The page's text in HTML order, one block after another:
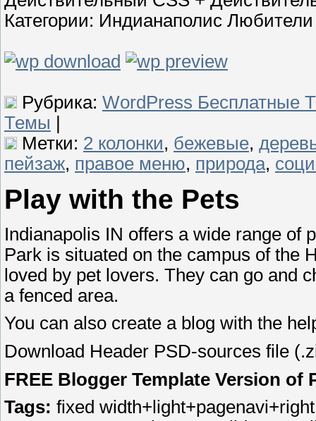
Категории: Индианаполис
Рубрика: WordPress Бесплатные
Темы
Метки: 2 колонки, бежевые,
пейзаж, правое меню, природа,
Play with the Pets
Indianapolis IN offers a wide range of
Park is situated on the campus of the
loved by pet lovers. They can go and
a fenced area.
You can also create a blog with the
Download Header PSD-sources file
FREE Blogger Template Version of
Tags: fixed